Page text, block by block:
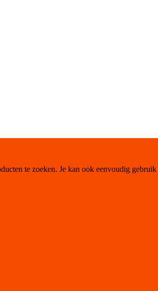
te zoeken. Je kan ook eenvoudig